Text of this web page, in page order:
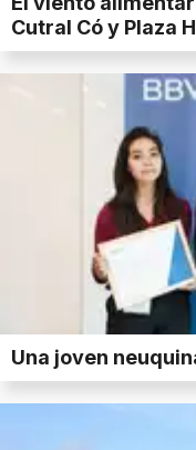
Cutral Có y Plaza
Una joven